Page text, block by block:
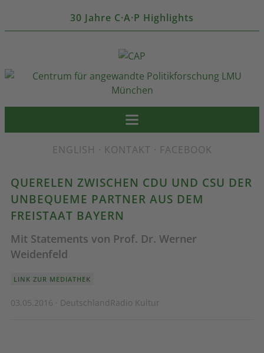
30 Jahre C·A·P Highlights
ENGLISH · KONTAKT · FACEBOOK
QUERELEN ZWISCHEN CDU UND CSU DER
UNBEQUEME PARTNER AUS DEM
FREISTAAT BAYERN
Mit Statements von Prof. Dr. Werner
Weidenfeld
LINK ZUR MEDIATHEK
03.05.2016 · DeutschlandRadio Kultur